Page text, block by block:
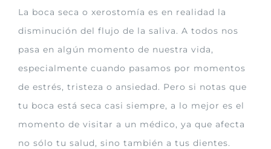
La boca seca o xerostomía es en realidad la
disminución del flujo de la saliva. A todos nos
pasa en algún momento de nuestra vida,
especialmente cuando pasamos por momentos
de estrés, tristeza o ansiedad. Pero si notas que
tu boca está seca casi siempre, a lo mejor es el
momento de visitar a un médico, ya que afecta
no sólo tu salud, sino también a tus dientes.